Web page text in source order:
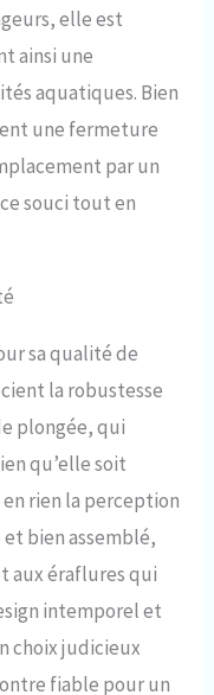
en acier
l'obtention d'un
un
saint-valentin.
elle est
ainsi une
aquatiques. Bien
une fermeture
par un
souci tout en
sa qualité de
la robustesse
plongée, qui
qu’elle soit
rien la perception
bien assemblé,
aux éraflures qui
intemporel et
choix judicieux
fiable pour un